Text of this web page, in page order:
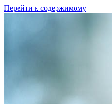
Перейти к содержимому